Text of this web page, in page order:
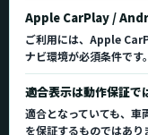
Apple CarPlay /
ご利用には、Apple
ナビ環境が必須条件です。
適合表示は動作保証で
適合となっていても、車
を保証するものではあり
Ottocast（オットキャ
合、サポート情報を
ます。
正規販売代理店 車種適合